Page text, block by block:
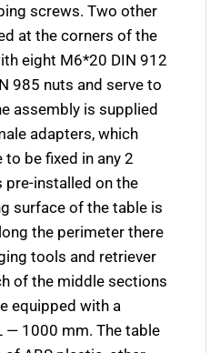
screws. Two other
at the corners of the
eight M6*20 DIN 912
985 nuts and serve to
assembly is supplied
adapters, which
be fixed in any 2
installed on the
surface of the table is
the perimeter there
tools and retriever
of the middle sections
equipped with a
— 1000 mm. The table